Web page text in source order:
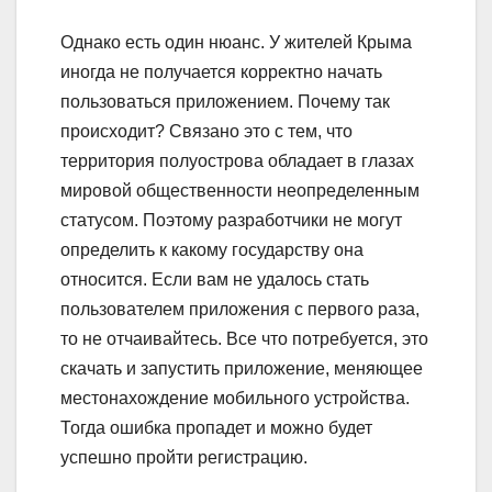
Однако есть один нюанс. У жителей Крыма
иногда не получается корректно начать
пользоваться приложением. Почему так
происходит? Связано это с тем, что
территория полуострова обладает в глазах
мировой общественности неопределенным
статусом. Поэтому разработчики не могут
определить к какому государству она
относится. Если вам не удалось стать
пользователем приложения с первого раза,
то не отчаивайтесь. Все что потребуется, это
скачать и запустить приложение, меняющее
местонахождение мобильного устройства.
Тогда ошибка пропадет и можно будет
успешно пройти регистрацию.